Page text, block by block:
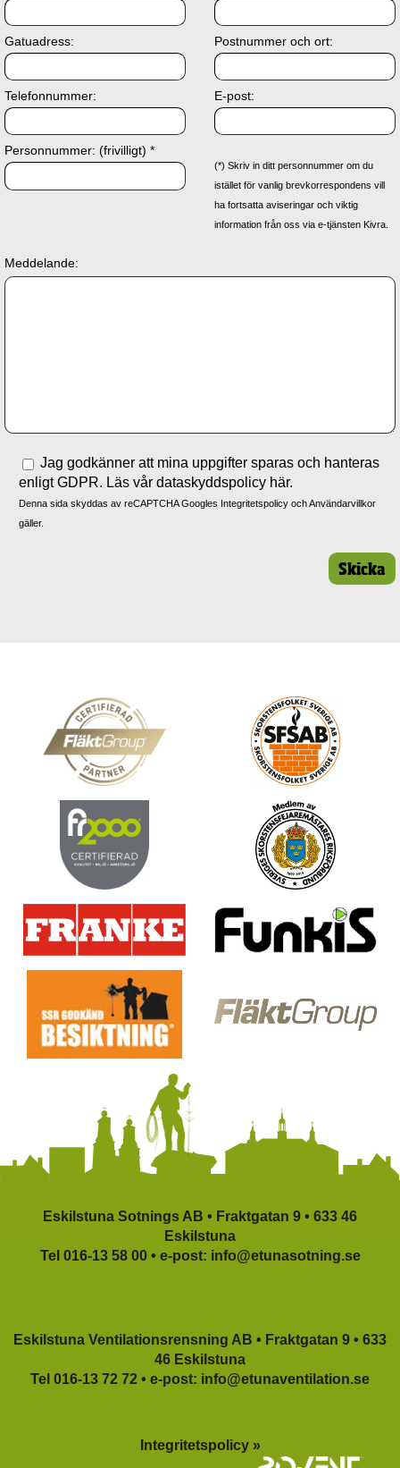
Gatuadress:
Telefonnummer:
Personnummer: (frivilligt) *
Postnummer och ort:
E-post:
(*) Skriv in ditt personnummer om du
istället för vanlig brevkorrespondens vill
ha fortsatta aviseringar och viktig
information från oss via e-tjänsten Kivra.
Meddelande:
Jag godkänner att mina uppgifter sparas och hanteras
enligt GDPR. Läs vår dataskyddspolicy här.
Denna sida skyddas av reCAPTCHA Googles Integritetspolicy ochAnvändarvillkor
gäller.
Eskilstuna Sotnings AB • Fraktgatan 9 • 633 46
Eskilstuna
Tel 016-13 58 00• e-post: info@etunasotning.se
Eskilstuna Ventilationsrensning AB • Fraktgatan 9 • 633
46 Eskilstuna
Tel 016-13 72 72 • e-post: info@etunaventilation.se
Integritetspolicy »